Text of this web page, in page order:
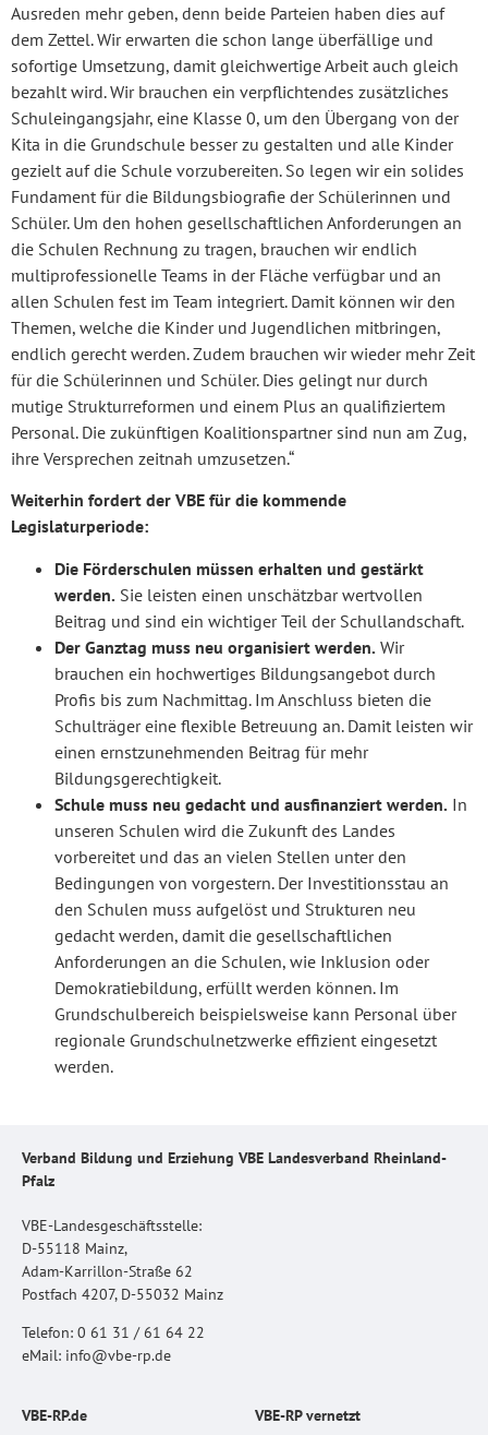
Ausreden mehr geben, denn beide Parteien haben dies auf
dem Zettel. Wir erwarten die schon lange überfällige und
sofortige Umsetzung, damit gleichwertige Arbeit auch gleich
bezahlt wird. Wir brauchen ein verpflichtendes zusätzliches
Schuleingangsjahr, eine Klasse 0, um den Übergang von der
Kita in die Grundschule besser zu gestalten und alle Kinder
gezielt auf die Schule vorzubereiten. So legen wir ein solides
Fundament für die Bildungsbiografie der Schülerinnen und
Schüler. Um den hohen gesellschaftlichen Anforderungen an
die Schulen Rechnung zu tragen, brauchen wir endlich
multiprofessionelle Teams in der Fläche verfügbar und an
allen Schulen fest im Team integriert. Damit können wir den
Themen, welche die Kinder und Jugendlichen mitbringen,
endlich gerecht werden. Zudem brauchen wir wieder mehr Zeit
für die Schülerinnen und Schüler. Dies gelingt nur durch
mutige Strukturreformen und einem Plus an qualifiziertem
Personal. Die zukünftigen Koalitionspartner sind nun am Zug,
ihre Versprechen zeitnah umzusetzen.“
Weiterhin fordert der VBE für die kommende
Legislaturperiode:
Die Förderschulen müssen erhalten und gestärkt
werden. Sie leisten einen unschätzbar wertvollen
Beitrag und sind ein wichtiger Teil der Schullandschaft.
Der Ganztag muss neu organisiert werden. Wir
brauchen ein hochwertiges Bildungsangebot durch
Profis bis zum Nachmittag. Im Anschluss bieten die
Schulträger eine flexible Betreuung an. Damit leisten wir
einen ernstzunehmenden Beitrag für mehr
Bildungsgerechtigkeit.
Schule muss neu gedacht und ausfinanziert werden. In
unseren Schulen wird die Zukunft des Landes
vorbereitet und das an vielen Stellen unter den
Bedingungen von vorgestern. Der Investitionsstau an
den Schulen muss aufgelöst und Strukturen neu
gedacht werden, damit die gesellschaftlichen
Anforderungen an die Schulen, wie Inklusion oder
Demokratiebildung, erfüllt werden können. Im
Grundschulbereich beispielsweise kann Personal über
regionale Grundschulnetzwerke effizient eingesetzt
werden.
Verband Bildung und Erziehung VBE Landesverband Rheinland-
Pfalz
VBE-Landesgeschäftsstelle:
D-55118 Mainz,
Adam-Karrillon-Straße 62
Postfach 4207, D-55032 Mainz
Telefon: 0 61 31 / 61 64 22
eMail: info@vbe-rp.de
VBE-RP.de VBE-RP vernetzt